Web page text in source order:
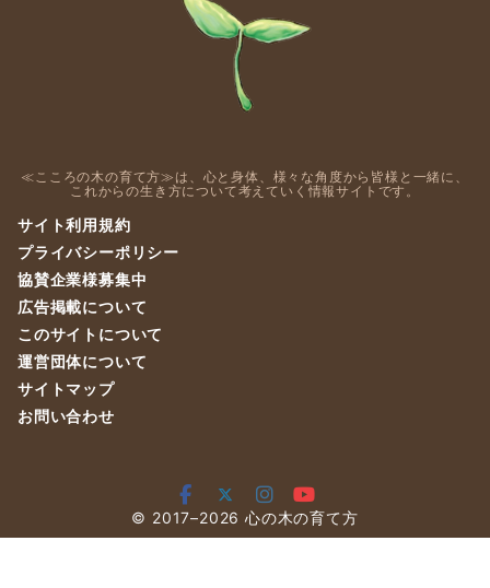
≪こころの木の育て方≫は、心と身体、様々な角度から皆様と一緒に、
これからの生き方について考えていく情報サイトです。
サイト利用規約
プライバシーポリシー
協賛企業様募集中
広告掲載について
このサイトについて
運営団体について
サイトマップ
お問い合わせ
© 2017–2026 心の木の育て方